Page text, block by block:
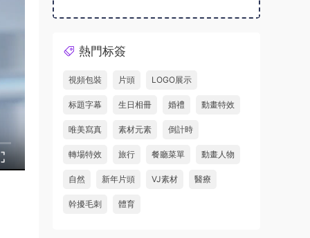
熱門标簽
視頻包裝 片頭 LOGO展示
标題字幕 生日相冊 婚禮 動畫特效
唯美寫真 素材元素 倒計時
轉場特效 旅行 餐廳菜單 動畫人物
自然 新年片頭 VJ素材 醫療
幹擾毛刺 體育